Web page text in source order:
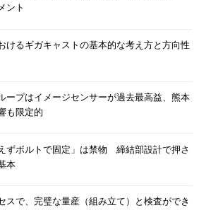
ント
けるギガキャストの基本的な考え方と方向性
ープはイメージセンサーが過去最高益、熊本
も限定的
ずボルトで固定」は禁物 締結部設計で押さ
本
スで、完璧な量産（組み立て）と検査ができ